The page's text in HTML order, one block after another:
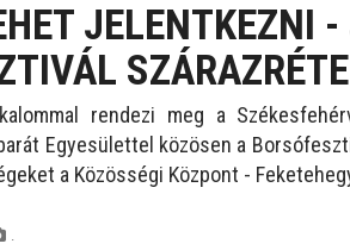
JELENTKEZNI
rendezi meg a
Egyesülettel közösen a
a Közösségi Központ -
.